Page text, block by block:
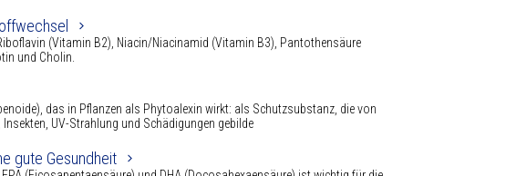
(Vitamin B2), Niacin/Niacinamid (Vitamin B3), Pantothensäure
und Cholin.
das in Pflanzen als Phytoalexin wirkt: als Schutzsubstanz, die von
UV-Strahlung und Schädigungen gebilde
gute Gesundheit